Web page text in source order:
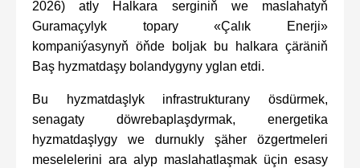
2026) atly Halkara serginiň we maslahatyň
Guramaçylyk topary «Çalık Enerji»
kompaniýasynyň öňde boljak bu halkara çäräniň
Baş hyzmatdaşy bolandygyny yglan etdi.
Bu hyzmatdaşlyk infrastrukturany ösdürmek,
senagaty döwrebaplaşdyrmak, energetika
hyzmatdaşlygy we durnukly şäher özgertmeleri
meselelerini ara alyp maslahatlaşmak üçin esasy